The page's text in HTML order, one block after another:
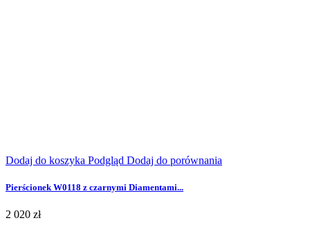
Dodaj do koszyka Podgląd Dodaj do porównania
Pierścionek W0118 z czarnymi Diamentami...
2 020 zł